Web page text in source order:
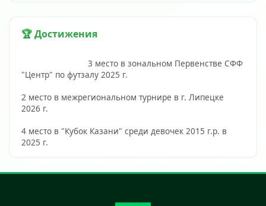
🏆 Достижения
"Центр" по футзалу 2025 г.
2 место в межрегиональном турнире в г. Липецке
2026 г.
4 место в "Кубок Казани" среди девочек 2015 г.р. в
2025 г.